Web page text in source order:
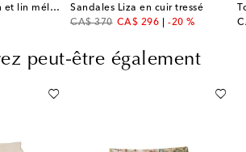
Short Aster en coton et lin mélangés
Sandales Liza en cuir tressé
CA$ 370
original priceCA$ 296
discount price
-20 %
peut-être également